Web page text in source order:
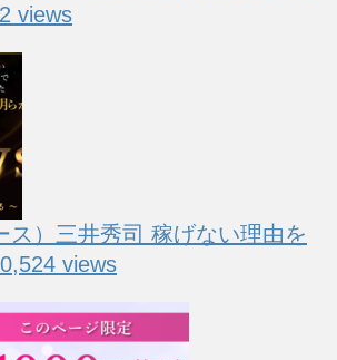
views
ス）三井秀司 稼げない理由を
views